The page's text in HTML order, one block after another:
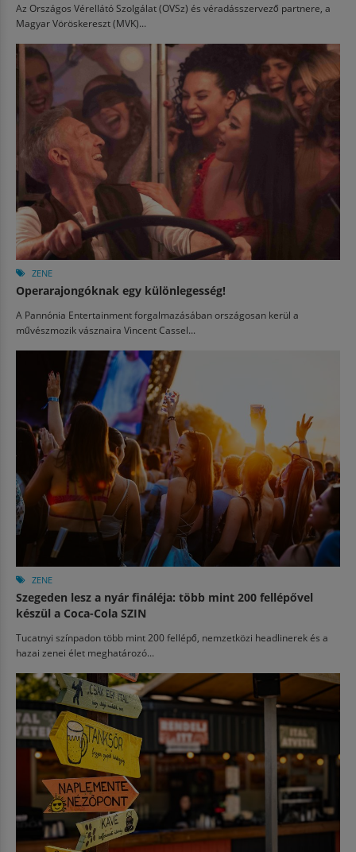
Az Országos Vérellátó Szolgálat (OVSz) és véradásszervező partnere, a
Magyar Vöröskereszt (MVK)...
ZENE
Operarajongóknak egy különlegesség!
A Pannónia Entertainment forgalmazásában országosan kerül a
művészmozik vásznaira Vincent Cassel...
ZENE
Szegeden lesz a nyár fináléja: több mint 200 fellépővel
készül a Coca-Cola SZIN
Tucatnyi színpadon több mint 200 fellépő, nemzetközi headlinerek és a
hazai zenei élet meghatározó...